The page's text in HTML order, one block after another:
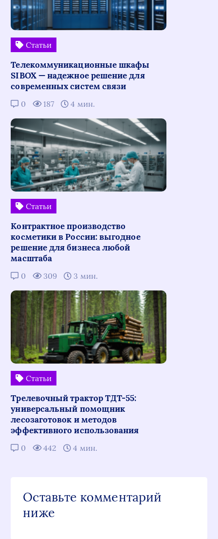
Статьи
Телекоммуникационные шкафы
SIBOX — надежное решение для
современных систем связи
0 187 4 мин.
Статьи
Контрактное производство
косметики в России: выгодное
решение для бизнеса любой
масштаба
0 309 3 мин.
Статьи
Трелевочный трактор ТДТ-55:
универсальный помощник
лесозаготовок и методов
эффективного использования
0 442 4 мин.
Оставьте комментарий
ниже